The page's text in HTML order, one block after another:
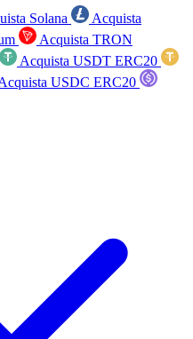
Solana
Acquista
Acquista TRON
Acquista USDT ERC20
USDC ERC20